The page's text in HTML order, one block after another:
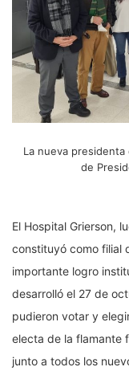
La nueva
de
El Hospital Grierson,
constituyó como filial
importante logro
desarrolló el 27 de
pudieron votar y
electa de la flamante
junto a todos los